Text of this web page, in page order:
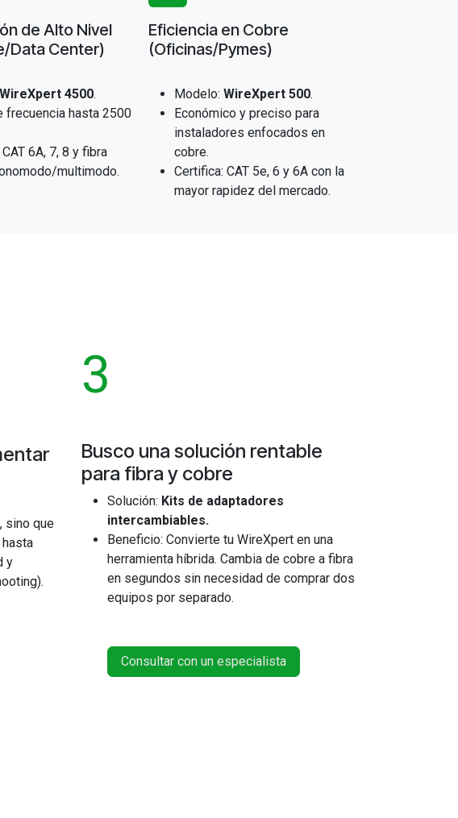
de Alto Nivel
Data Center)
WireXpert 4500.
frecuencia hasta 2500
6A, 7, 8 y fibra
multimodo.
Eficiencia en Cobre
(Oficinas/Pymes)
Modelo: WireXpert 500.
Económico y preciso para
instaladores enfocados en
cobre.
Certifica: CAT 5e, 6 y 6A con la
mayor rapidez del mercado.
sino que
y
3
Busco una solución rentable
para fibra y cobre
Solución: Kits de adaptadores
intercambiables.
Beneficio: Convierte tu WireXpert en una
herramienta híbrida. Cambia de cobre a fibra
en segundos sin necesidad de comprar dos
equipos por separado.
Consultar con un especialista